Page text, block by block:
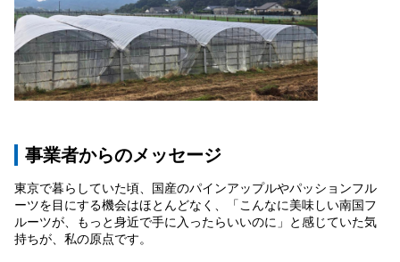
事業者からのメッセージ
東京で暮らしていた頃、国産のパインアップルやパッションフル
ーツを目にする機会はほとんどなく、「こんなに美味しい南国フ
ルーツが、もっと身近で手に入ったらいいのに」と感じていた気
持ちが、私の原点です。